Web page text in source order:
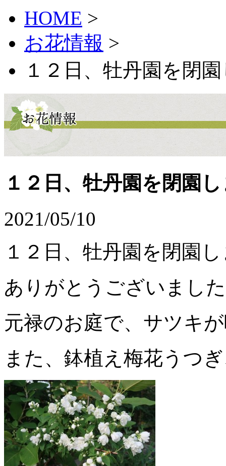
HOME >
お花情報 >
１２日、牡丹園を閉
１２日、牡丹園を閉園
2021/05/10
１２日、牡丹園を閉園
ありがとうございまし
元禄のお庭で、サツキ
また、鉢植え梅花うつ